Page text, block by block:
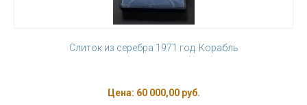
Слиток из серебра 1971 год. Корабль
Цена: 60 000,00 руб.